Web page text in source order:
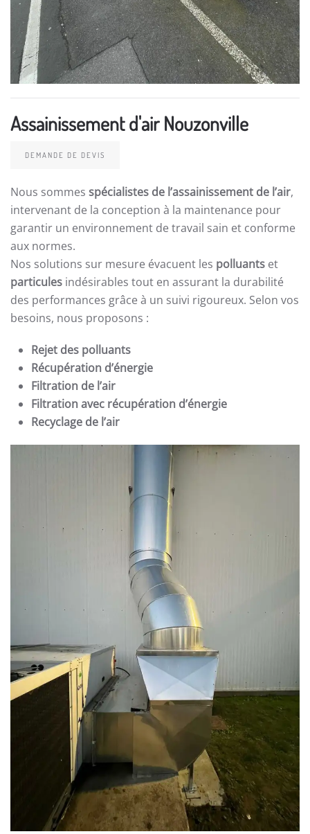
Assainissement d'air Nouzonville
DEMANDE DE DEVIS
Nous sommes spécialistes de l’assainissement de l’air,
intervenant de la conception à la maintenance pour
garantir un environnement de travail sain et conforme
aux normes.
Nos solutions sur mesure évacuent les polluants et
particules indésirables tout en assurant la durabilité
des performances grâce à un suivi rigoureux. Selon vos
besoins, nous proposons :
Rejet des polluants
Récupération d’énergie
Filtration de l’air
Filtration avec récupération d’énergie
Recyclage de l’air